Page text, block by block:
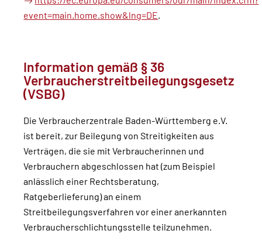
event=main.home.show&lng=DE.
Information gemäß § 36
Verbraucherstreitbeilegungsgesetz
(VSBG)
Die Verbraucherzentrale Baden-Württemberg e.V.
ist bereit, zur Beilegung von Streitigkeiten aus
Verträgen, die sie mit Verbraucherinnen und
Verbrauchern abgeschlossen hat (zum Beispiel
anlässlich einer Rechtsberatung,
Ratgeberlieferung) an einem
Streitbeilegungsverfahren vor einer anerkannten
Verbraucherschlichtungsstelle teilzunehmen.